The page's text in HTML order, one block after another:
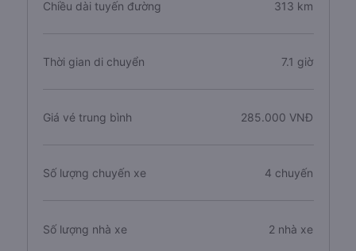
Chiều dài tuyến đường 313 km
Thời gian di chuyển 7.1 giờ
Giá vé trung bình 285.000 VNĐ
Số lượng chuyến xe 4 chuyến
Số lượng nhà xe 2 nhà xe